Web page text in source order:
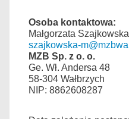
Osoba kontaktowa:
Małgorzata Szajkowska
szajkowska-
MZB Sp. z o. o.
Ge. Wł. Andersa 48
58-304 Wałbrzych
NIP: 8862608287